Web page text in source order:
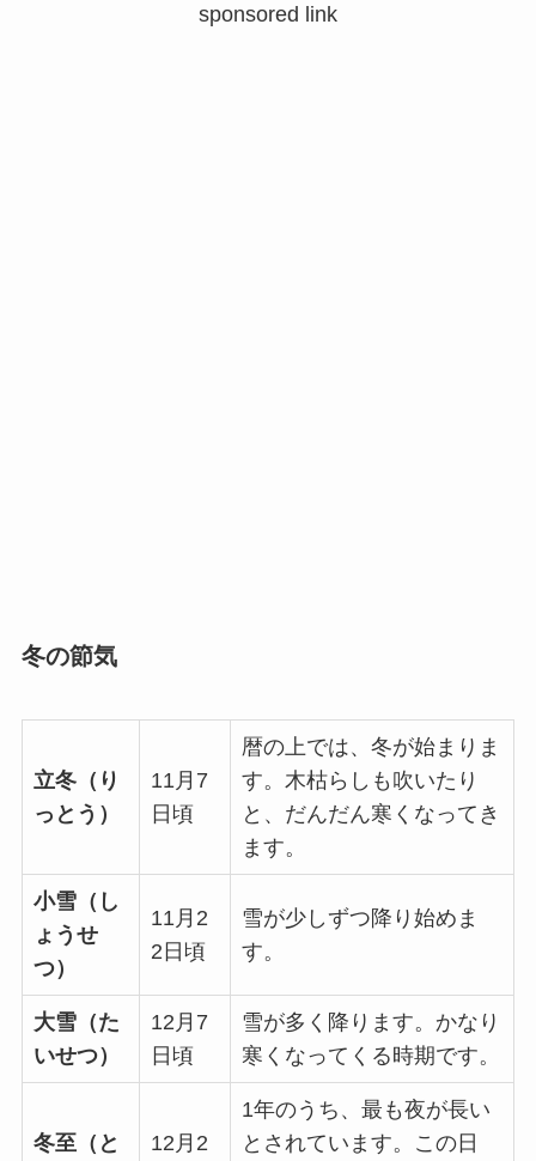
sponsored link
冬の節気
立冬（り
っとう）
11月7
日頃
暦の上では、冬が始まりま
す。木枯らしも吹いたり
と、だんだん寒くなってき
ます。
小雪（し
ょうせ
つ）
11月2
2日頃
雪が少しずつ降り始めま
す。
大雪（た
いせつ）
12月7
日頃
雪が多く降ります。かなり
寒くなってくる時期です。
冬至（と 12月2
1年のうち、最も夜が長い
とされています。この日